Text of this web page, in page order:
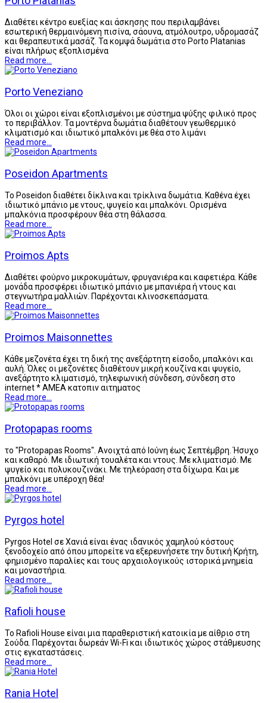
Διαθέτει κέντρο ευεξίας και άσκησης που περιλαμβάνει
εσωτερική θερμαινόμενη πισίνα, σάουνα, ατμόλουτρο, υδρομασάζ
και θεραπευτικά μασάζ. Τα κομψά δωμάτια στο Porto Platanias
είναι πλήρως εξοπλισμένα
Read more...
Porto Veneziano
Όλοι οι χώροι είναι εξοπλισμένοι με σύστημα ψύξης φιλικό προς
το περιβάλλον. Τα μοντέρνα δωμάτια διαθέτουν γεωθερμικό
κλιματισμό και ιδιωτικό μπαλκόνι με θέα στο λιμάνι
Read more...
Poseidon Apartments
Το Poseidon διαθέτει δίκλινα και τρίκλινα δωμάτια. Καθένα έχει
ιδιωτικό μπάνιο με ντους, ψυγείο και μπαλκόνι. Ορισμένα
μπαλκόνια προσφέρουν θέα στη θάλασσα.
Read more...
Proimos Apts
Διαθέτει φούρνο μικροκυμάτων, φρυγανιέρα και καφετιέρα. Κάθε
μονάδα προσφέρει ιδιωτικό μπάνιο με μπανιέρα ή ντους και
στεγνωτήρα μαλλιών. Παρέχονται κλινοσκεπάσματα.
Read more...
Proimos Maisonnettes
Κάθε μεζονέτα έχει τη δική της ανεξάρτητη είσοδο, μπαλκόνι και
αυλή. Όλες οι μεζονέτες διαθέτουν μικρή κουζίνα και ψυγείο,
ανεξάρτητο κλιματισμό, τηλεφωνική σύνδεση, σύνδεση στο
internet * ΑΜΕΑ κατοπιν αιτηματος
Read more...
Protopapas rooms
το "Protopapas Rooms". Ανοιχτά από Ιούνη έως Σεπτέμβρη. Ήσυχο
και καθαρό. Με ιδιωτική τουαλέτα και ντους. Με κλιματισμό. Με
ψυγείο και πολυκουζινάκι. Με τηλεόραση στα δίχωρα. Και με
μπαλκόνι με υπέροχη θέα!
Read more...
Pyrgos hotel
Pyrgos Hotel σε Χανιά είναι ένας ιδανικός χαμηλού κόστους
ξενοδοχείο από όπου μπορείτε να εξερευνήσετε την δυτική Κρήτη,
φημισμένο παραλίες και τους αρχαιολογικούς ιστορικά μνημεία
και μοναστήρια.
Read more...
Rafioli house
Το Rafioli House είναι μια παραθεριστική κατοικία με αίθριο στη
Σούδα. Παρέχονται δωρεάν Wi-Fi και ιδιωτικός χώρος στάθμευσης
στις εγκαταστάσεις.
Read more...
Rania Hotel